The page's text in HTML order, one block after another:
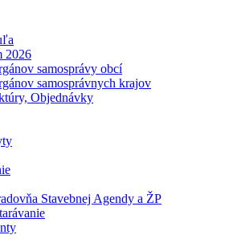
2026
samosprávy obcí
samosprávnych krajov
Objednávky
Stavebnej Agendy a ŽP